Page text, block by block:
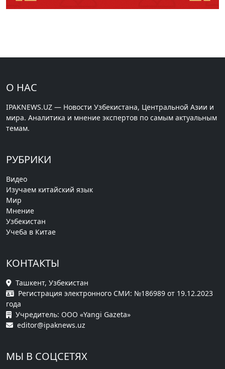
О НАС
IPAKNEWS.UZ — Новости Узбекистана, Центральной Азии и
мира. Аналитика и мнение экспертов по самым актуальным
темам.
РУБРИКИ
Видео
Изучаем китайский язык
Мир
Мнение
Узбекистан
Учеба в Китае
КОНТАКТЫ
Ташкент, Узбекистан
Регистрация электронного СМИ: №186989 от 19.12.2023
года
Учредитель: ООО «Yangi Gazeta»
editor@ipaknews.uz
МЫ В СОЦСЕТЯХ